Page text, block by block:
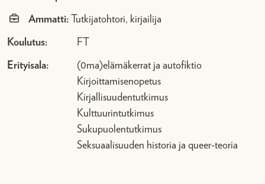
Ammatti: Tutkijatohtori, kirjailija
Koulutus: FT
Erityisala:
(0ma)elämäkerrat ja autofiktio
Kirjoittamisenopetus
Kirjallisuudentutkimus
Kulttuurintutkimus
Sukupuolentutkimus
Seksuaalisuuden historia ja queer-teoria